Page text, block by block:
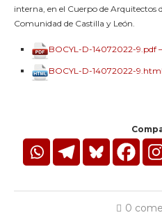
interna, en el Cuerpo de Arquitectos
Comunidad de Castilla y León.
BOCYL-D-14072022-9.pdf
BOCYL-D-14072022-
0